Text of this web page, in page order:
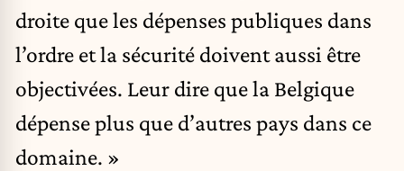
droite que les dépenses publiques dans
l’ordre et la sécurité doivent aussi être
objectivées. Leur dire que la Belgique
dépense plus que d’autres pays dans ce
domaine. »